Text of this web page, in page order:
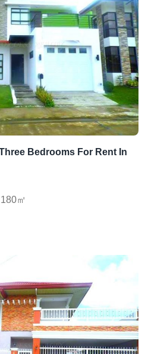
Bedrooms For Rent In
180㎡